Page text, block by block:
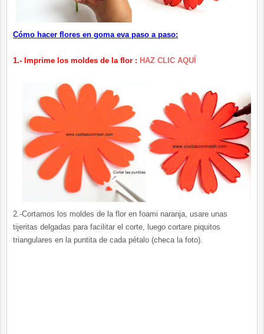
Cómo hacer flores en goma eva paso a paso:
1.- Imprime los moldes de la flor : HAZ CLIC AQUÍ
2.-Cortamos los moldes de la flor en foami naranja, usare unas
tijeritas delgadas para facilitar el corte, luego cortare piquitos
triangulares en la puntita de cada pétalo (checa la foto).